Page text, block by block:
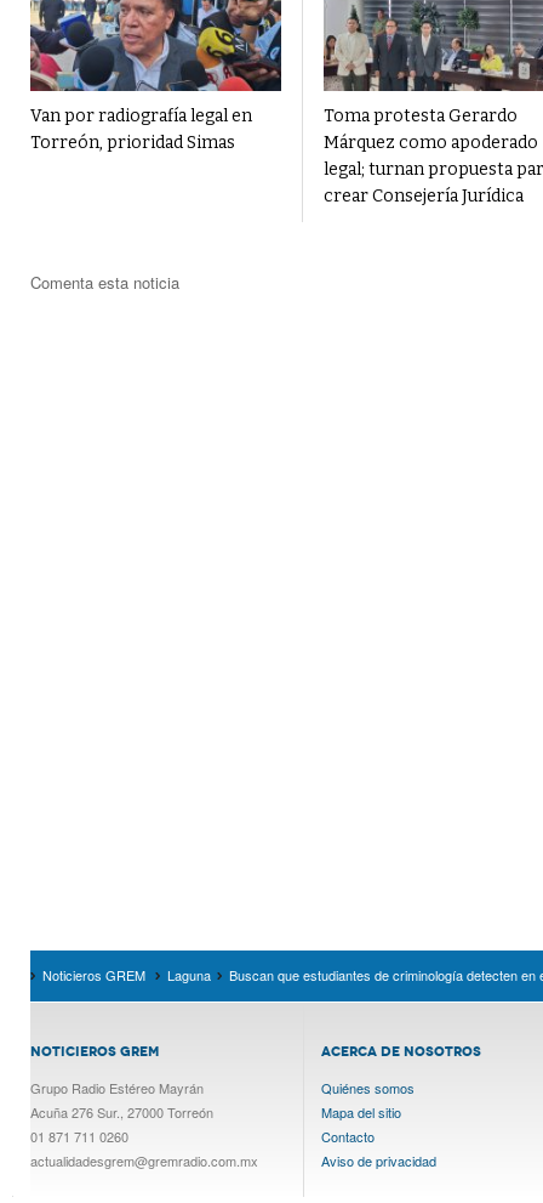
Van por radiografía legal en
Torreón, prioridad Simas
Toma protesta Gerardo
Márquez como apoderado
legal; turnan propuesta
crear Consejería Jurídica
Comenta esta noticia
Noticieros GREM Laguna Buscan que estudiantes de criminología detecten
NOTICIEROS GREM
Grupo Radio Estéreo Mayrán
Acuña 276 Sur., 27000 Torreón
01 871 711 0260
actualidadesgrem@gremradio.com.mx
ACERCA DE NOSOTROS
Quiénes somos
Mapa del sitio
Contacto
Aviso de privacidad